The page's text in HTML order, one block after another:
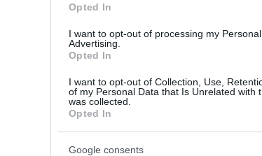
Opted In
I want to opt-out of processing my
Advertising.
Opted In
I want to opt-out of Collection, Use,
of my Personal Data that Is Unrelated with
was collected.
Opted In
Google consents